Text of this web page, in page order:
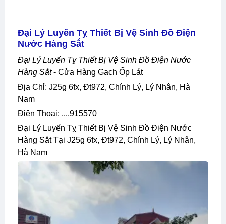
Đại Lý Luyến Tỵ Thiết Bị Vệ Sinh Đồ Điện
Nước Hàng Sắt
Đại Lý Luyến Tỵ Thiết Bị Vệ Sinh Đồ Điện Nước
Hàng Sắt- Cửa Hàng Gạch Ốp Lát
Địa Chỉ: J25g 6fx, Đt972, Chính Lý, Lý Nhân, Hà
Nam
Điện Thoại: ....915570
Đại Lý Luyến Tỵ Thiết Bị Vệ Sinh Đồ Điện Nước
Hàng Sắt Tại J25g 6fx, Đt972, Chính Lý, Lý Nhân,
Hà Nam